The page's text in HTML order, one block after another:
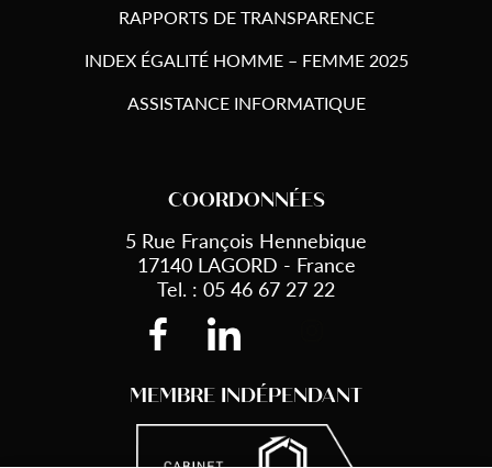
RAPPORTS DE TRANSPARENCE
INDEX ÉGALITÉ HOMME – FEMME 2025
ASSISTANCE INFORMATIQUE
COORDONNÉES
5 Rue François Hennebique
17140 LAGORD - France
Tel. : 05 46 67 27 22
MEMBRE INDÉPENDANT